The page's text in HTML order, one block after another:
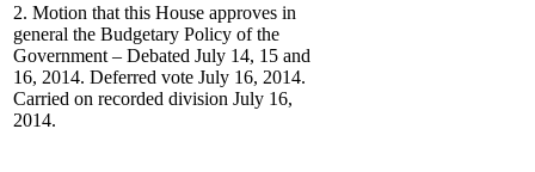
2. Motion that this House approves in
general the Budgetary Policy of the
Government – Debated July 14, 15 and
16, 2014. Deferred vote July 16, 2014.
Carried on recorded division July 16,
2014.